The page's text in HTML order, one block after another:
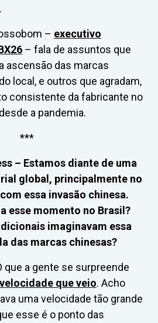
– executivo
– fala de assuntos que
ascensão das marcas
local, e outros que agradam,
consistente da fabricante no
a pandemia.
***
– Estamos diante de uma
global, principalmente no
essa invasão chinesa.
esse momento no Brasil?
imaginavam essa
das marcas chinesas?
que a gente se surpreende
que veio. Acho
uma velocidade tão grande
esse é o ponto das